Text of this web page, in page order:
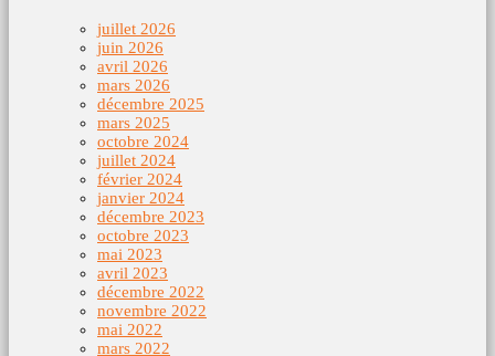
juillet 2026
juin 2026
avril 2026
mars 2026
décembre 2025
mars 2025
octobre 2024
juillet 2024
février 2024
janvier 2024
décembre 2023
octobre 2023
mai 2023
avril 2023
décembre 2022
novembre 2022
mai 2022
mars 2022